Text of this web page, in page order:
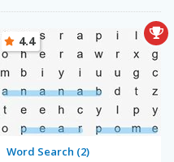
Word Search (2)
4.4